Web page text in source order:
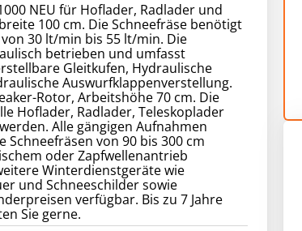
NEU für Hoflader, Radlader und
100 cm. Die Schneefräse benötigt
30 lt/min bis 55 lt/min. Die
betrieben und umfasst
Gleitkufen, Hydraulische
Auswurfklappenverstellung.
Rotor, Arbeitshöhe 70 cm. Die
Hoflader, Radlader, Teleskoplader
Alle gängigen Aufnahmen
Schneefräsen von 90 bis 300 cm
oder Zapfwellenantrieb
Winterdienstgeräte wie
und Schneeschilder sowie
verfügbar. Bis zu 7 Jahre
Sie gerne.